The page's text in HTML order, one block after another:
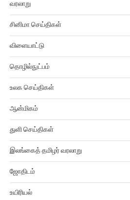
சினிமா செய்திகள்
விளையாட்டு
தொழில்நுட்பம்
உலக செய்திகள்
ஆன்மிகம்
துளி செய்திகள்
இலங்கைத் தமிழர் வரலாறு
ஜோதிடம்
உயிரியல்